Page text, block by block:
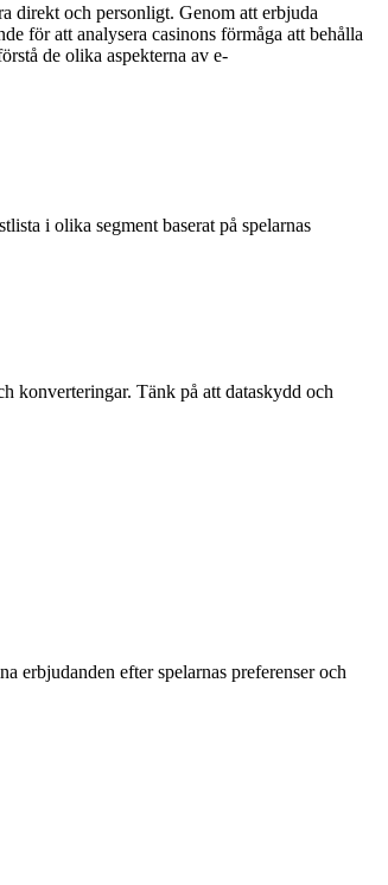
direkt och personligt. Genom att erbjuda
för att analysera casinons förmåga att behålla
de olika aspekterna av e-
i olika segment baserat på spelarnas
konverteringar. Tänk på att dataskydd och
erbjudanden efter spelarnas preferenser och